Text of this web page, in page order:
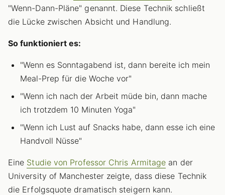
"Wenn-Dann-Pläne" genannt. Diese Technik schließt
die Lücke zwischen Absicht und Handlung.
So funktioniert es:
"Wenn es Sonntagabend ist, dann bereite ich mein
Meal-Prep für die Woche vor"
"Wenn ich nach der Arbeit müde bin, dann mache
ich trotzdem 10 Minuten Yoga"
"Wenn ich Lust auf Snacks habe, dann esse ich eine
Handvoll Nüsse"
Eine Studie von Professor Chris Armitage an der
University of Manchester zeigte, dass diese Technik
die Erfolgsquote dramatisch steigern kann.